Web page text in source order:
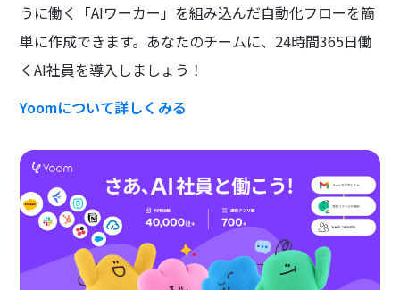
うに働く「AIワーカー」を組み込んだ自動化フローを簡
単に作成できます。あなたのチームに、24時間365日働
くAI社員を導入しましょう！
Yoomについて詳しくみる